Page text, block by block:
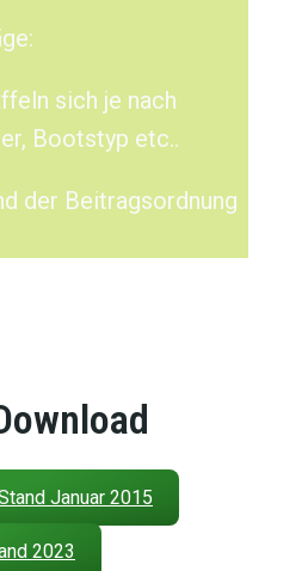
sich je nach
Bootstyp etc..
der Beitragsordnung
Januar 2015
2023